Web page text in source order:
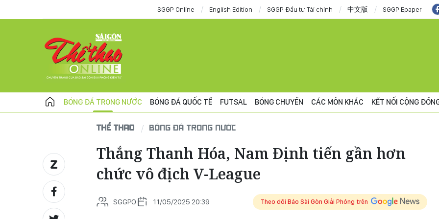
SGGP Online English Edition SGGP Đầu tư Tài chính 中文版 SGGP Epaper
BÓNG ĐÁ TRONG NƯỚC BÓNG ĐÁ QUỐC TẾ FUTSAL BÓNG CHUYỀN CÁC MÔN KHÁC KẾT NỐI CỘNG
THỂ THAO BÓNG ĐÁ TRONG NƯỚC
Thắng Thanh Hóa, Nam Định tiến gần hơn
chức vô địch V-League
SGGPO 11/05/2025 20:39 Theo dõi Báo Sài Gòn Giải Phóng trên